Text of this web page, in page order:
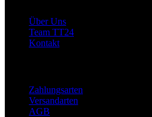
Über Uns
Team TT24
Kontakt
Zahlungsarten
Versandarten
AGB